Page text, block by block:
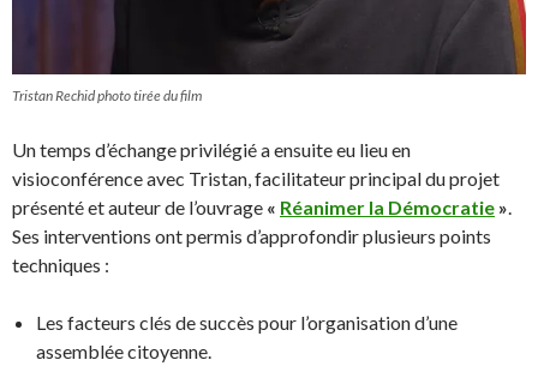
Tristan Rechid photo tirée du film
Un temps d’échange privilégié a ensuite eu lieu en
visioconférence avec Tristan, facilitateur principal du projet
présenté et auteur de l’ouvrage « Réanimer la Démocratie ».
Ses interventions ont permis d’approfondir plusieurs points
techniques :
Les facteurs clés de succès pour l’organisation d’une
assemblée citoyenne.